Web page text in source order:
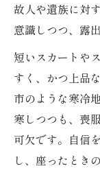
故人や遺族に対
意識しつつ、露
短いスカートや
すく、かつ上品
市のような寒冷
寒しつつも、喪
可欠です。自信
し、座ったとき